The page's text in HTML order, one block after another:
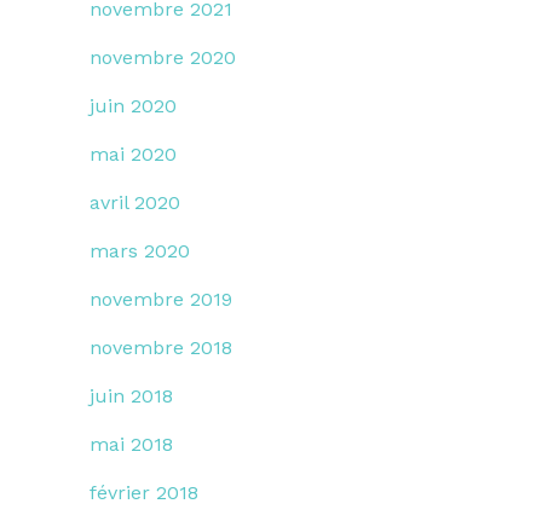
novembre 2021
novembre 2020
juin 2020
mai 2020
avril 2020
mars 2020
novembre 2019
novembre 2018
juin 2018
mai 2018
février 2018